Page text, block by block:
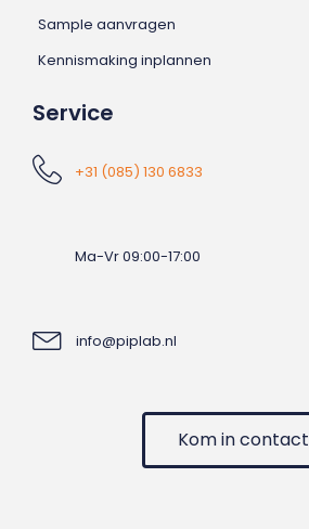
Sample aanvragen
Kennismaking inplannen
Service
+31 (085) 130 6833
Ma-Vr 09:00-17:00
info@piplab.nl
Kom in contact